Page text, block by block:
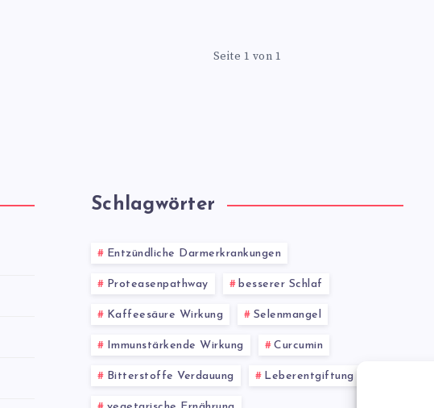
Seite 1 von 1
Schlagwörter
Entzündliche Darmerkrankungen
Proteasenpathway besserer Schlaf
Kaffeesäure Wirkung Selenmangel
Immunstärkende Wirkung Curcumin
Bitterstoffe Verdauung Leberentgiftung